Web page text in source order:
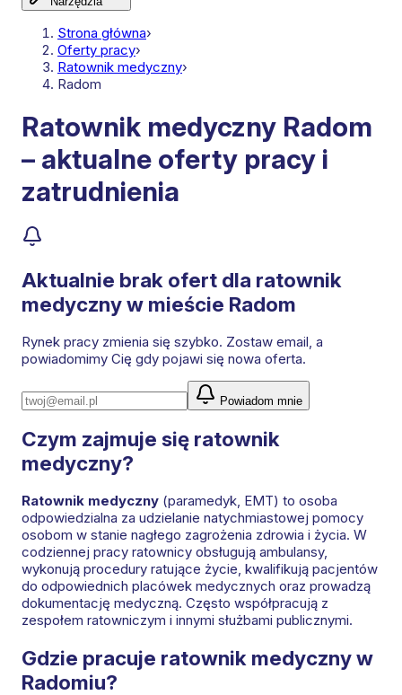
Strona główna›
Oferty pracy›
Ratownik medyczny›
Radom
Ratownik medyczny Radom
– aktualne oferty pracy i
zatrudnienia
Aktualnie brak ofert dla ratownik
medycznyw mieście Radom
Rynek pracy zmienia się szybko. Zostaw email, a
powiadomimy Cię gdy pojawi się nowa oferta.
Powiadom mnie
Czym zajmuje się ratownik
medyczny?
Ratownik medyczny (paramedyk, EMT) to osoba
odpowiedzialna za udzielanie natychmiastowej pomocy
osobom w stanie nagłego zagrożenia zdrowia i życia. W
codziennej pracy ratownicy obsługują ambulansy,
wykonują procedury ratujące życie, kwalifikują pacjentów
do odpowiednich placówek medycznych oraz prowadzą
dokumentację medyczną. Często współpracują z
zespołem ratowniczym i innymi służbami publicznymi.
Gdzie pracuje ratownik medyczny w
Radomiu?